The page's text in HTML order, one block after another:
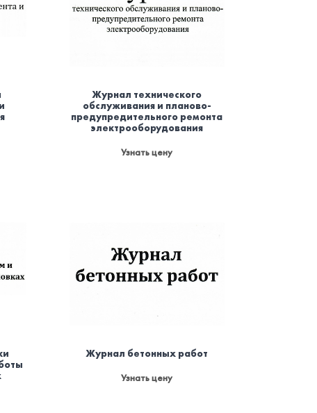
Журнал технического
обслуживания и планово-
предупредительного ремонта
электрооборудования
Узнать цену
Журнал бетонных работ
Узнать цену